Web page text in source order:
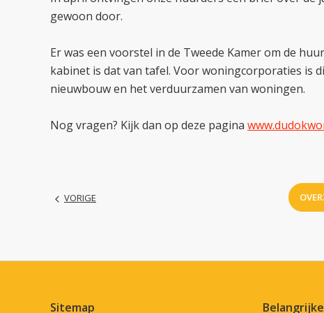
gewoon door.
Er was een voorstel in de Tweede Kamer om de
kabinet is dat van tafel. Voor woningcorporaties is
nieuwbouw en het verduurzamen van woningen.
Nog vragen? Kijk dan op deze pagina
VORIGE
Contactinformatie
Sitemap